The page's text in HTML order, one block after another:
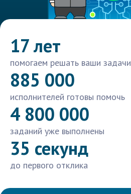
17 лет
помогаем решать ваши задачи
885 000
исполнителей готовы помочь
4 800 000
заданий уже выполнены
35 секунд
до первого отклика